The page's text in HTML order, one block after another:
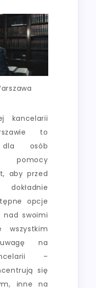
kancelarii
to
osób
pomocy
aby przed
opcje
nad swoimi
wszystkim
na
–
się
inne na